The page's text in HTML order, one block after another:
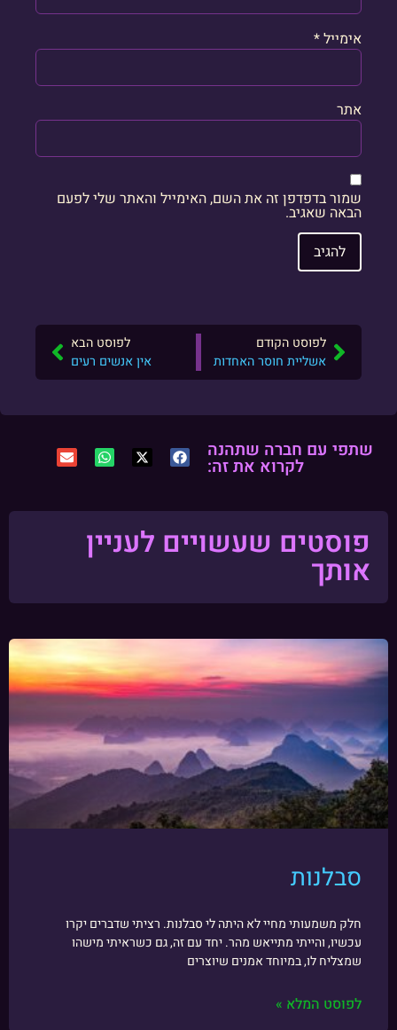
אימייל*
אתר
שמור בדפדפן זה את השם, האימייל והאתר שלי לפעם
הבאה שאגיב.
לפוסט הקודם
אשליית חוסר האחדות
לפוסט הבא
אין אנשים רעים
שתפי עם חברה שתהנה
לקרוא את זה:
פוסטים שעשויים לעניין
אותך
סבלנות
חלק משמעותי מחיי לא היתה לי סבלנות. רציתי שדברים יקרו
עכשיו, והייתי מתייאש מהר. יחד עם זה, גם כשראיתי מישהו
שמצליח לו, במיוחד אמנים שיוצרים
לפוסט המלא »